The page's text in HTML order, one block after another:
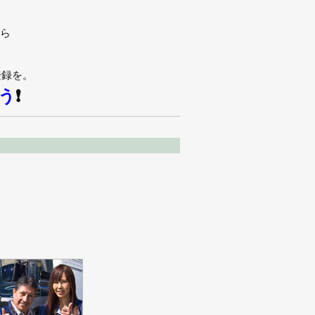
を。
❗